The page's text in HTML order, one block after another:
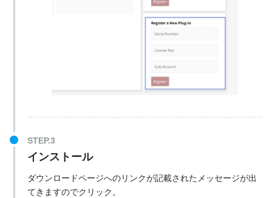
インストール
ダウンロードページへのリンクが記載されたメッセージが出
てきますのでクリック。